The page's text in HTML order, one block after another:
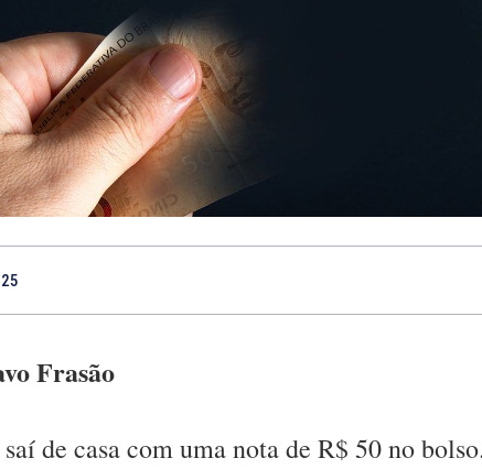
Frasão
de casa com uma nota de R$ 50 no